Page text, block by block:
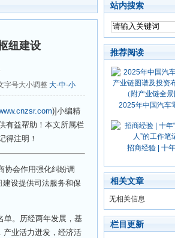
纽建设
大-中-小
)]小编精
有益帮助！本文所属栏
得注明！
协会作用强化纠纷调
设提供司法服务和保
。历经两年发展，基
产业活力迸发，经济活
站内搜索
推荐阅读
2025年中国汽车
招商经验 | 十
相关文章
无相关信息
栏目更新